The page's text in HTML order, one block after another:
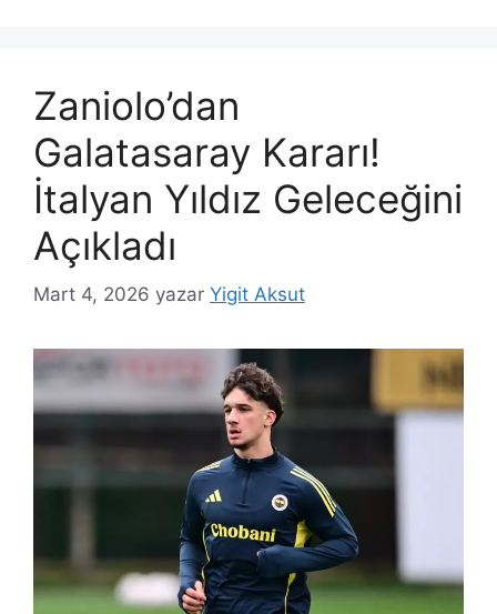
Zaniolo’dan
Galatasaray Kararı!
İtalyan Yıldız Geleceğini
Açıkladı
Mart 4, 2026 yazar Yigit Aksut